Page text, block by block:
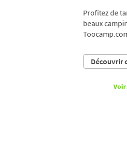
Profitez de
beaux
Découvrir
Voir